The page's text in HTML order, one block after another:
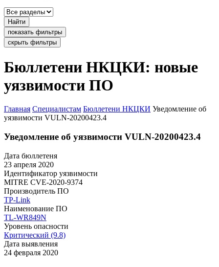
Найти
показать фильтры
скрыть фильтры
Бюллетени НКЦКИ: новые
уязвимости ПО
Главная Специалистам Бюллетени НКЦКИ Уведомление об
уязвимости VULN-20200423.4
Уведомление об уязвимости VULN-20200423.4
Дата бюллетеня
23 апреля 2020
Идентификатор уязвимости
MITRE CVE-2020-9374
Производитель ПО
TP-Link
Наименование ПО
TL-WR849N
Уровень опасности
Критический (9.8)
Дата выявления
24 февраля 2020